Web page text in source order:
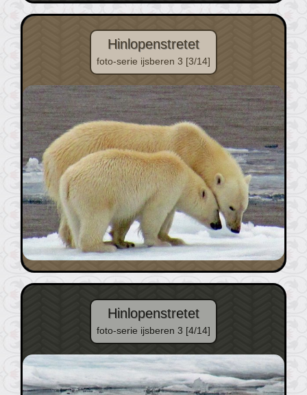
Hinlopenstretet
foto-serie ijsberen 3 [3/14]
Hinlopenstretet
foto-serie ijsberen 3 [4/14]